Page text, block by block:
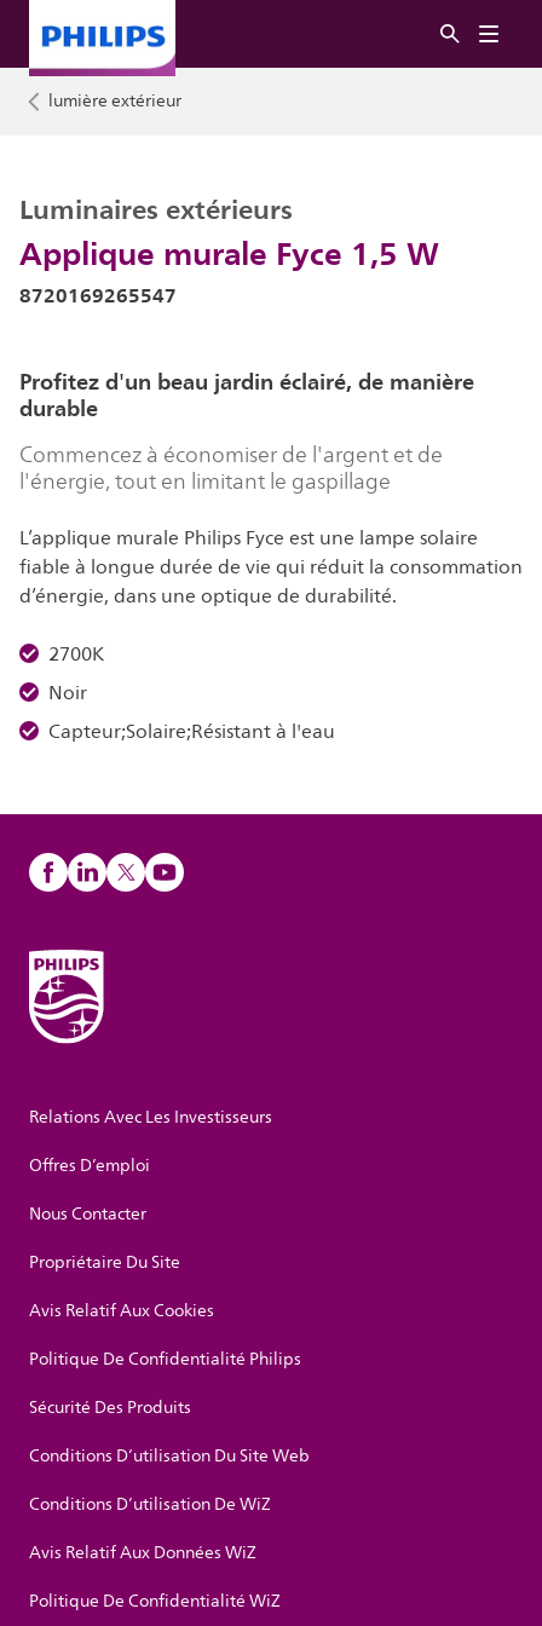
lumière extérieur
Applique murale Fyce 1,5 W
Luminaires extérieurs
8720169265547
Profitez d'un beau jardin éclairé, de manière
durable
Commencez à économiser de l'argent et de
l'énergie, tout en limitant le gaspillage
L’applique murale Philips Fyce est une lampe solaire
fiable à longue durée de vie qui réduit la consommation
d’énergie, dans une optique de durabilité.
2700K
Noir
Capteur;Solaire;Résistant à l'eau
Relations Avec Les Investisseurs
Offres D’emploi
Nous Contacter
Propriétaire Du Site
Avis Relatif Aux Cookies
Politique De Confidentialité Philips
Sécurité Des Produits
Conditions D’utilisation Du Site Web
Conditions D’utilisation De WiZ
Avis Relatif Aux Données WiZ
Politique De Confidentialité WiZ